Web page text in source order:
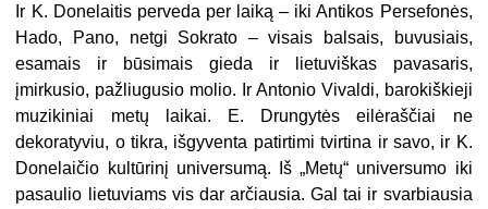
Ir K. Donelaitis perveda per laiką – iki Antikos Persefonės,
Hado, Pano, netgi Sokrato – visais balsais, buvusiais,
esamais ir būsimais gieda ir lietuviškas pavasaris,
įmirkusio, pažliugusio molio. Ir Antonio Vivaldi, barokiškieji
muzikiniai metų laikai. E. Drungytės eilėraščiai ne
dekoratyviu, o tikra, išgyventa patirtimi tvirtina ir savo, ir K.
Donelaičio kultūrinį universumą. Iš „Metų“ universumo iki
pasaulio lietuviams vis dar arčiausia. Gal tai ir svarbiausia